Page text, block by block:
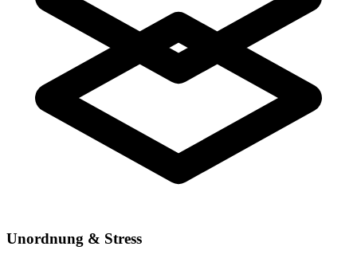
Unordnung & Stress